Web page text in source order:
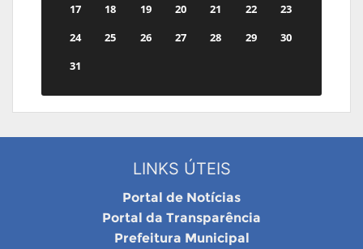
17
18 19 20 21 22
23
24
25 26 27 28 29
30
31
LINKS ÚTEIS
Portal de Notícias
Portal da Transparência
Prefeitura Municipal